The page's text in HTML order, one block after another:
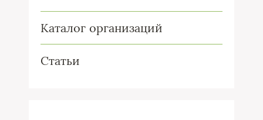
Каталог организаций
Статьи